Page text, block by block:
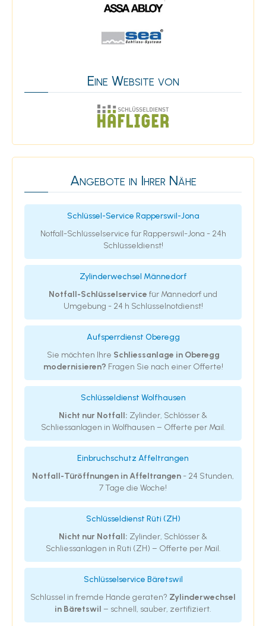
Eine Website von
Angebote in Ihrer Nähe
Schlüssel-Service Rapperswil-Jona
Notfall-Schlüsselservice für Rapperswil-Jona - 24h
Schlüsseldienst!
Zylinderwechsel Männedorf
Notfall-Schlüsselservice für Männedorf und
Umgebung - 24 h Schlüsselnotdienst!
Aufsperrdienst Oberegg
Sie möchten Ihre Schliessanlage in Oberegg
modernisieren? Fragen Sie nach einer Offerte!
Schlüsseldienst Wolfhausen
Nicht nur Notfall: Zylinder, Schlösser &
Schliessanlagen in Wolfhausen – Offerte per Mail.
Einbruchschutz Affeltrangen
Notfall-Türöffnungen in Affeltrangen - 24 Stunden,
7 Tage die Woche!
Schlüsseldienst Rüti (ZH)
Nicht nur Notfall: Zylinder, Schlösser &
Schliessanlagen in Rüti (ZH) – Offerte per Mail.
Schlüsselservice Bäretswil
Schlüssel in fremde Hände geraten? Zylinderwechsel
in Bäretswil – schnell, sauber, zertifiziert.